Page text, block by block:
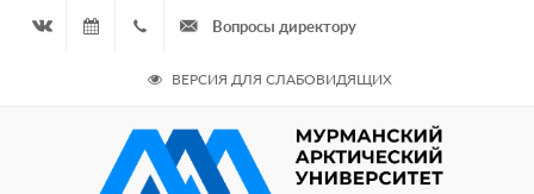
07.08.2026
- Чётная
неделя
964
687
Вопросы директору
ВЕРСИЯ ДЛЯ СЛАБОВИДЯЩИХ